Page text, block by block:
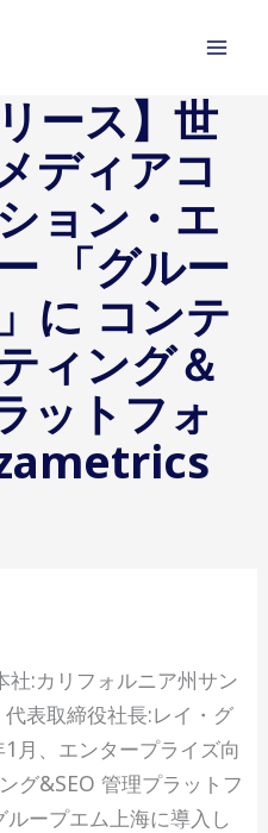
ース】世
ディアコ
ョン・エ
「グルー
に コンテ
ィング＆
ットフォ
:カリフォルニア州サン
表取締役社長:レイ・グ
月、エンタープライズ向
グ&SEO 管理プラットフ
ープエム上海に導入し